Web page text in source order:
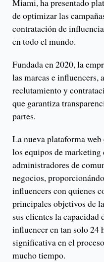
Miami, ha presentado
de optimizar las
contratación de
en todo el mundo.
Fundada en 2020, la
las marcas e influencers,
reclutamiento y
que garantiza
partes.
La nueva plataforma web
los equipos de marketing
administradores de
negocios,
influencers con quienes
principales objetivos de
sus clientes la capacidad
influencer en tan solo 24
significativa en el
mucho tiempo.